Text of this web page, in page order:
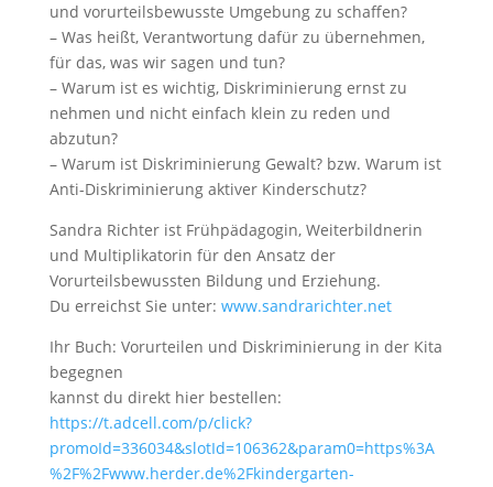
und vorurteilsbewusste Umgebung zu schaffen?
– Was heißt, Verantwortung dafür zu übernehmen,
für das, was wir sagen und tun?
– Warum ist es wichtig, Diskriminierung ernst zu
nehmen und nicht einfach klein zu reden und
abzutun?
– Warum ist Diskriminierung Gewalt? bzw. Warum ist
Anti-Diskriminierung aktiver Kinderschutz?
Sandra Richter ist Frühpädagogin, Weiterbildnerin
und Multiplikatorin für den Ansatz der
Vorurteilsbewussten Bildung und Erziehung.
Du erreichst Sie unter: www.sandrarichter.net
Ihr Buch: Vorurteilen und Diskriminierung in der Kita
begegnen
kannst du direkt hier bestellen:
https://t.adcell.com/p/click?
promoId=336034&slotId=106362&param0=https%3A
%2F%2Fwww.herder.de%2Fkindergarten-